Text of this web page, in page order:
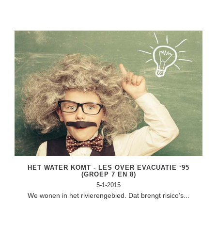
HET WATER KOMT - LES OVER EVACUATIE ‘95
(GROEP 7 EN 8)
5-1-2015
We wonen in het rivierengebied. Dat brengt risico’s...